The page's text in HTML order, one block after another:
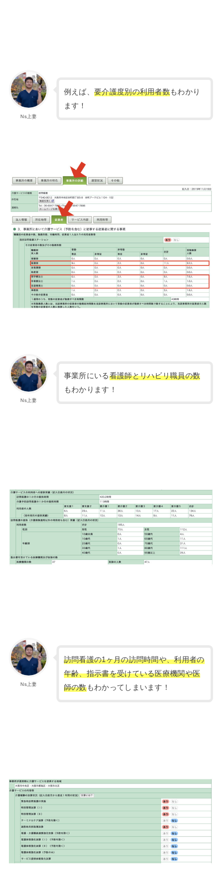
Ns上妻
例えば、要介護度別の利用者数もわかり
ます！
Ns上妻
事業所にいる看護師とリハビリ職員の数
もわかります！
Ns上妻
訪問看護の1ヶ月の訪問時間や、利用者の
年齢、指示書を受けている医療機関や医
師の数もわかってしまいます！